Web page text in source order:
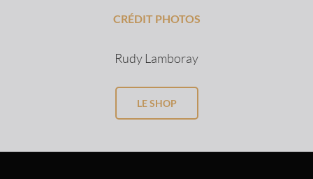
CRÉDIT PHOTOS
Rudy Lamboray
LE SHOP